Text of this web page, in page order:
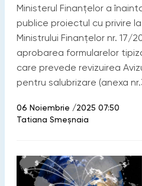
Ministerul Finanțelor a
publice proiectul cu privire
Ministrului Finanțelor nr. 17/
aprobarea formularelor
care prevede revizuirea
pentru salubrizare (anexa
06 Noiembrie /2025 07:50
Tatiana Smeșnaia